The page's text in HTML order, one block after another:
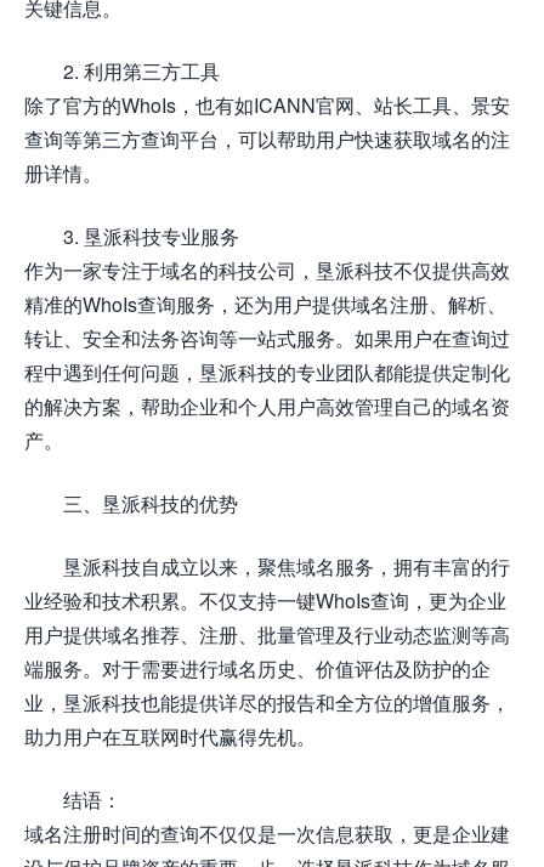
关键信息。
2. 利用第三方工具
除了官方的WhoIs，也有如ICANN官网、站长工具、景安
查询等第三方查询平台，可以帮助用户快速获取域名的注
册详情。
3. 垦派科技专业服务
作为一家专注于域名的科技公司，垦派科技不仅提供高效
精准的WhoIs查询服务，还为用户提供域名注册、解析、
转让、安全和法务咨询等一站式服务。如果用户在查询过
程中遇到任何问题，垦派科技的专业团队都能提供定制化
的解决方案，帮助企业和个人用户高效管理自己的域名资
产。
三、垦派科技的优势
垦派科技自成立以来，聚焦域名服务，拥有丰富的行
业经验和技术积累。不仅支持一键WhoIs查询，更为企业
用户提供域名推荐、注册、批量管理及行业动态监测等高
端服务。对于需要进行域名历史、价值评估及防护的企
业，垦派科技也能提供详尽的报告和全方位的增值服务，
助力用户在互联网时代赢得先机。
结语：
域名注册时间的查询不仅仅是一次信息获取，更是企业建